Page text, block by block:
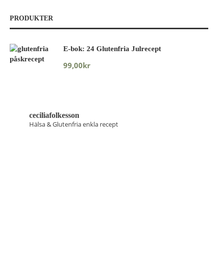
PRODUKTER
E-bok: 24 Glutenfria Julrecept
99,00kr
ceciliafolkesson
Hälsa & Glutenfria enkla recept